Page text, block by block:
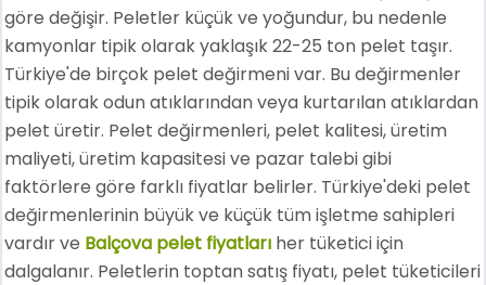
göre değişir. Peletler küçük ve yoğundur, bu nedenle
kamyonlar tipik olarak yaklaşık 22-25 ton pelet taşır.
Türkiye'de birçok pelet değirmeni var. Bu değirmenler
tipik olarak odun atıklarından veya kurtarılan atıklardan
pelet üretir. Pelet değirmenleri, pelet kalitesi, üretim
maliyeti, üretim kapasitesi ve pazar talebi gibi
faktörlere göre farklı fiyatlar belirler. Türkiye'deki pelet
değirmenlerinin büyük ve küçük tüm işletme sahipleri
vardır ve Balçova pelet fiyatları her tüketici için
dalgalanır. Peletlerin toptan satış fiyatı, pelet tüketicileri